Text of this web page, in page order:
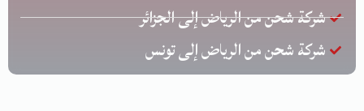
شركة شحن من الرياض إلى الجزائر
شركة شحن من الرياض إلى تونس